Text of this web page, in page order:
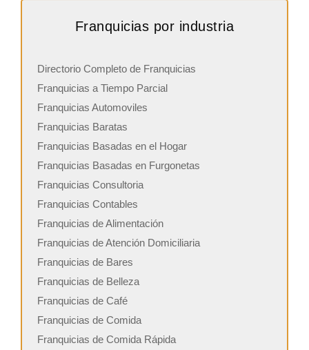
Franquicias por industria
Directorio Completo de Franquicias
Franquicias a Tiempo Parcial
Franquicias Automoviles
Franquicias Baratas
Franquicias Basadas en el Hogar
Franquicias Basadas en Furgonetas
Franquicias Consultoria
Franquicias Contables
Franquicias de Alimentación
Franquicias de Atención Domiciliaria
Franquicias de Bares
Franquicias de Belleza
Franquicias de Café
Franquicias de Comida
Franquicias de Comida Rápida